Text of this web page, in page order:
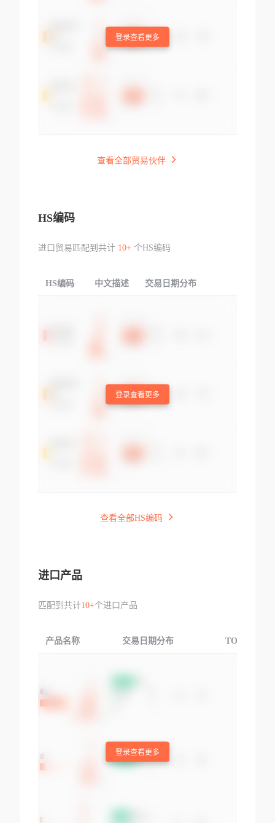
登录查看更多
查看全部贸易伙伴
HS编码
进口贸易匹配到共计 10+个HS编码
HS编码 中文描述 交易日期分布
登录查看更多
查看全部HS编码
进口产品
匹配到共计10+个进口产品
产品名称 交易日期分布 TOP3交易国
登录查看更多